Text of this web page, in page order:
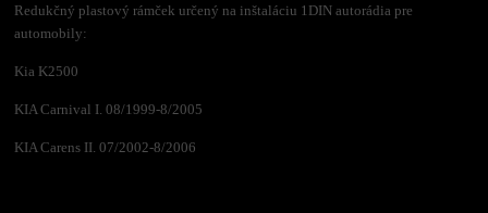
Redukčný plastový rámček určený na inštaláciu 1DIN autorádia pre
automobily:
Kia K2500
KIA Carnival I. 08/1999-8/2005
KIA Carens II. 07/2002-8/2006